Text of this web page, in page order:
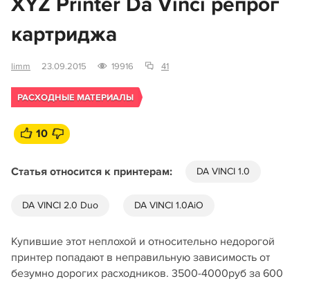
картриджа
limm 23.09.2015 19916 41
РАСХОДНЫЕ МАТЕРИАЛЫ
10
Статья относится к принтерам: DA VINCI 1.0
DA VINCI 2.0 Duo DA VINCI 1.0AiO
Купившие этот неплохой и относительно недорогой
принтер попадают в неправильную зависимость от
безумно дорогих расходников. 3500-4000руб за 600